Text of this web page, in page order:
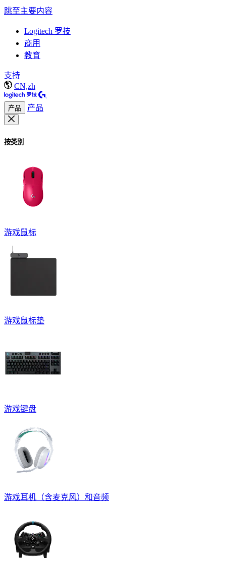
跳至主要内容
Logitech 罗技
商用
教育
支持
CN,zh
产品 产品
按类别
游戏鼠标
游戏鼠标垫
游戏键盘
游戏耳机（含麦克风）和音频